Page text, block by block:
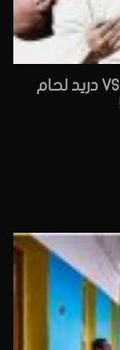
سلاف فواخرجي وبسام كوسا نموذجاً VS دريد لحام